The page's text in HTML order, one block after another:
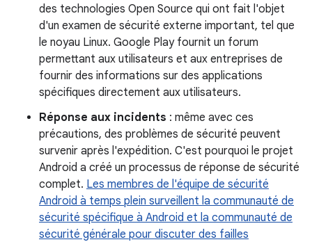
des technologies Open Source qui ont fait l'objet
d'un examen de sécurité externe important, tel que
le noyau Linux. Google Play fournit un forum
permettant aux utilisateurs et aux entreprises de
fournir des informations sur des applications
spécifiques directement aux utilisateurs.
Réponse aux incidents : même avec ces
précautions, des problèmes de sécurité peuvent
survenir après l'expédition. C'est pourquoi le projet
Android a créé un processus de réponse de sécurité
complet. Les membres de l'équipe de sécurité
Android à temps plein surveillent la communauté de
sécurité spécifique à Android et la communauté de
sécurité générale pour discuter des failles